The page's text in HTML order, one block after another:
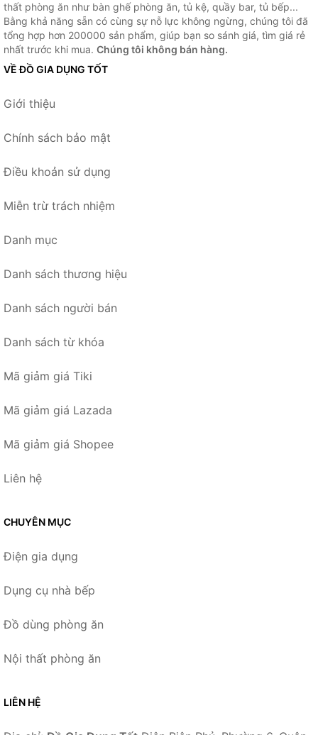
thất phòng ăn như bàn ghế phòng ăn, tủ kệ, quầy bar, tủ bếp...
Bằng khả năng sẵn có cùng sự nỗ lực không ngừng, chúng tôi đã
tổng hợp hơn 200000 sản phẩm, giúp bạn so sánh giá, tìm giá rẻ
nhất trước khi mua. Chúng tôi không bán hàng.
VỀ ĐỒ GIA DỤNG TỐT
Giới thiệu
Chính sách bảo mật
Điều khoản sử dụng
Miễn trừ trách nhiệm
Danh mục
Danh sách thương hiệu
Danh sách người bán
Danh sách từ khóa
Mã giảm giá Tiki
Mã giảm giá Lazada
Mã giảm giá Shopee
Liên hệ
CHUYÊN MỤC
Điện gia dụng
Dụng cụ nhà bếp
Đồ dùng phòng ăn
Nội thất phòng ăn
LIÊN HỆ